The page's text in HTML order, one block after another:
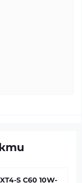
S C60 10W-